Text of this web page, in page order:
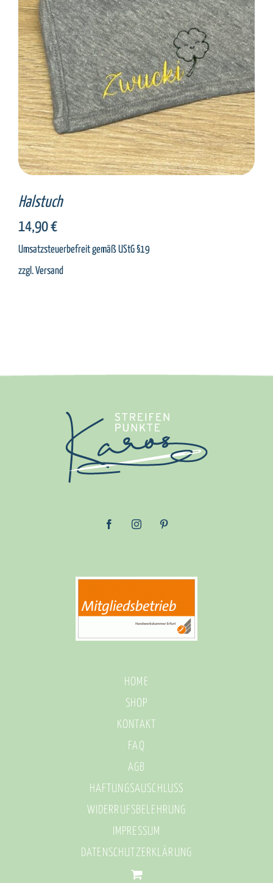
SELECT OPTIONS / DETAILS
Halstuch
14,90€
Umsatzsteuerbefreit gemäß UStG §19
zzgl.Versand
HOME
SHOP
KONTAKT
FAQ
AGB
HAFTUNGSAUSCHLUSS
WIDERRUFSBELEHRUNG
IMPRESSUM
DATENSCHUTZERKLÄRUNG